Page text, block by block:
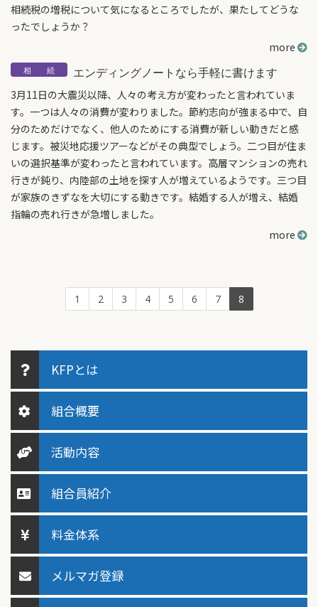
相続税の増税について気になるところでしたが、果たしてどうな
ったでしょうか？
more
エンディングノートなら手軽に書けます
3月11日の大震災以降、人々の考え方が変わったと言われていま
す。一つは人々の消費が変わりました。節約志向が強まる中で、自
分のためだけでなく、他人のためにする消費が新しい動きだと感
じます。被災地応援ツアーなどがその典型でしょう。二つ目が住ま
いの選択基準が変わったと言われています。高層マンションの売れ
行きが鈍り、内陸部の土地を探す人が増えているようです。三つ目
が家族のきずなを大切にする動きです。結婚する人が増え、結婚
指輪の売れ行きが急増しました。
more
1 2 3 4 5 6 7 8
KFPとは
組合概要
活動内容
組合員紹介
料金体系
メルマガ登録